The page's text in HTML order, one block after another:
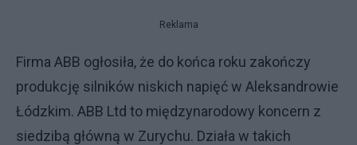
Reklama
Firma ABB ogłosiła, że do końca roku zakończy
produkcję silników niskich napięć w Aleksandrowie
Łódzkim. ABB Ltd to międzynarodowy koncern z
siedzibą główną w Zurychu. Działa w takich